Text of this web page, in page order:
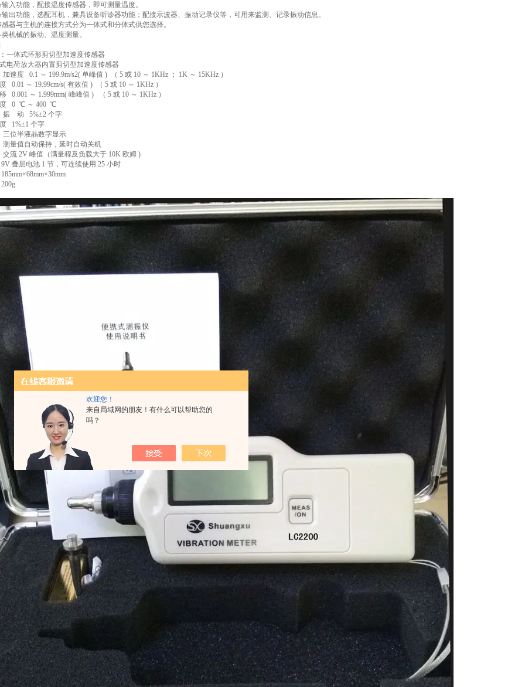
欢迎您！
来自局域网的朋友！有什么可以帮助您的
吗？
入功能，配接温度传感器，即可测量温度。
出功能，选配耳机，兼具设备听诊器功能；配接示波器、振动记录仪等，可用来监测、记录振动信息。
器与主机的连接方式分为一体式和分体式供您选择。
机械的振动、温度测量。
体式环形剪切型加速度传感器
放大器内置剪切型加速度传感器
速度 0.1 ～ 199.9m/s2( 单峰值 ) （ 5 或 10 ～ 1KHz ； 1K ～ 15KHz ）
19.99cm/s( 有效值 ) （ 5 或 10 ～ 1KHz ）
～ 1.999mm( 峰峰值 ) （ 5 或 10 ～ 1KHz ）
℃ ～ 400 ℃
振 动 5%±2 个字
个字
位半液晶数字显示
量值自动保持，延时自动关机
流 2V 峰值（满量程及负载大于 10K 欧姆 )
叠层电池 1 节，可连续使用 25 小时